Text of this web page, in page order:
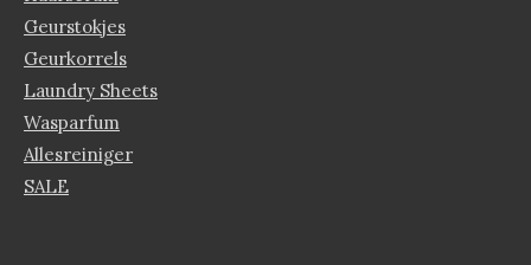
Geurstokjes
Geurkorrels
Laundry Sheets
Wasparfum
Allesreiniger
SALE